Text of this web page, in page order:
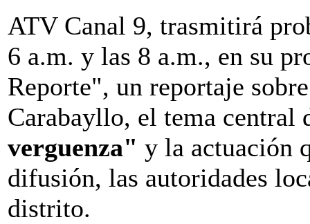
ATV Canal 9, trasmitirá
6 a.m. y las 8 a.m., en su
Reporte", un reportaje
Carabayllo, el tema central
verguenza" y la actuación
difusión, las autoridades
distrito.